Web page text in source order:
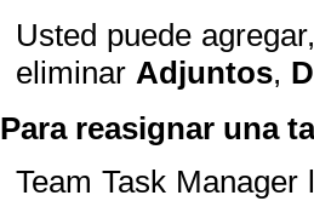
Usted puede
eliminar Adjuntos,
Para reasignar una
Team Task